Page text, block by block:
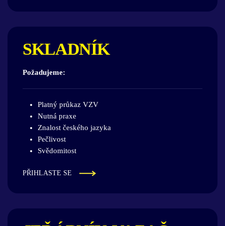
SKLADNÍK
Požadujeme:
Platný průkaz VZV
Nutná praxe
Znalost českého jazyka
Pečlivost
Svědomitost
PŘIHLASTE SE